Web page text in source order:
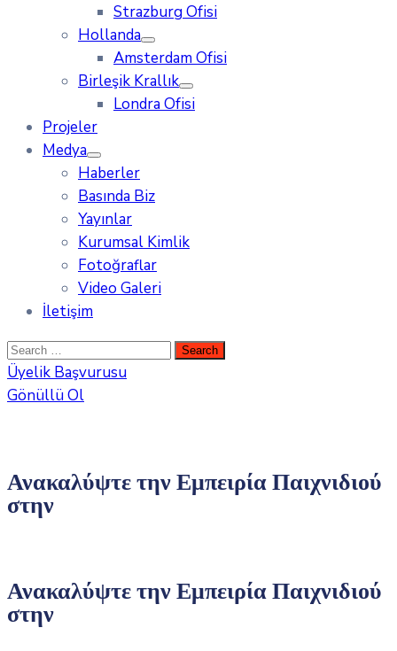
Strazburg Ofisi
Hollanda
Amsterdam Ofisi
Birleşik Krallık
Londra Ofisi
Projeler
Medya
Haberler
Basında Biz
Yayınlar
Kurumsal Kimlik
Fotoğraflar
Video Galeri
İletişim
Üyelik Başvurusu
Gönüllü Ol
Ανακαλύψτε την Εμπειρία Παιχνιδιού
στην
Ανακαλύψτε την Εμπειρία Παιχνιδιού
στην